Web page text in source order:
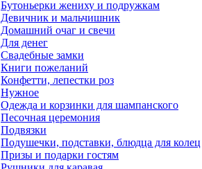
Бутоньерки жениху и подружкам
Девичник и мальчишник
Домашний очаг и свечи
Для денег
Свадебные замки
Книги пожеланий
Конфетти, лепестки роз
Нужное
Одежда и корзинки для шампанского
Песочная церемония
Подвязки
Подушечки, подставки, блюдца для колец
Призы и подарки гостям